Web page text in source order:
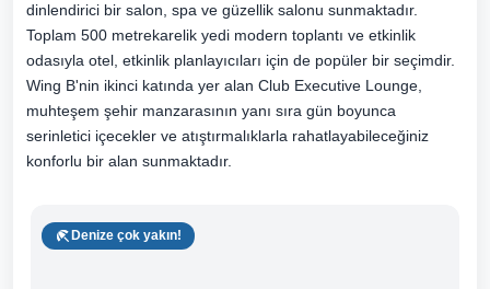
dinlendirici bir salon, spa ve güzellik salonu sunmaktadır.
Toplam 500 metrekarelik yedi modern toplantı ve etkinlik
odasıyla otel, etkinlik planlayıcıları için de popüler bir seçimdir.
Wing B'nin ikinci katında yer alan Club Executive Lounge,
muhteşem şehir manzarasının yanı sıra gün boyunca
serinletici içecekler ve atıştırmalıklarla rahatlayabileceğiniz
konforlu bir alan sunmaktadır.
Denize çok yakın!